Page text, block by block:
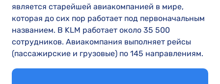
является старейшей авиакомпанией в мире,
которая до сих пор работает под первоначальным
названием. В KLM работает около 35 500
сотрудников. Авиакомпания выполняет рейсы
(пассажирские и грузовые) по 145 направлениям.